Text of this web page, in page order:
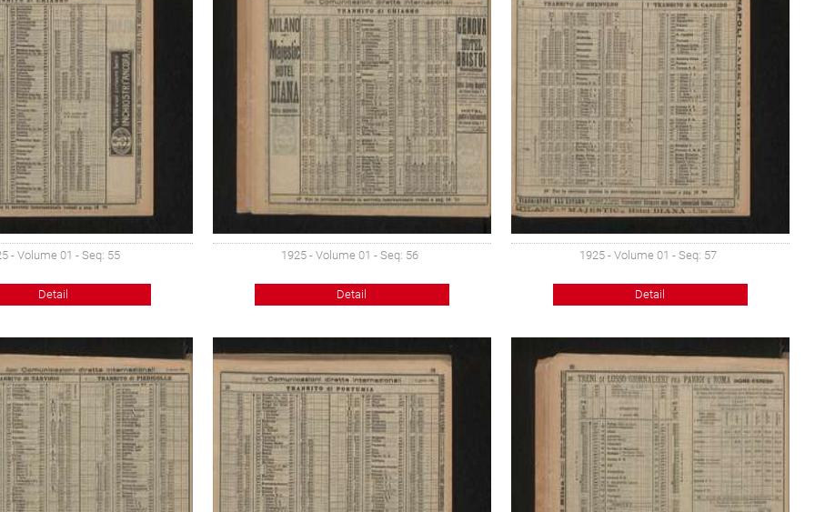
- Volume 01 - Seq: 55
Detail
1925 - Volume 01 - Seq: 56
Detail
1925 - Volume 01 - Seq: 57
Detail